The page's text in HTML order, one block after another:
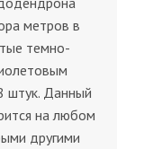
метров в
темно-
штук. Данный
на любом
другими